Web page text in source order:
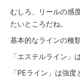
むしろ、リールの感
たいところだね。
基本的なラインの種
「エステルライン」
「PEライン」は強